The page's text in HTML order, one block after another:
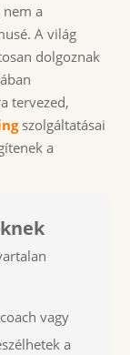
a
A világ
dolgoznak
tervezed,
szolgáltatásai
a
vagy
a